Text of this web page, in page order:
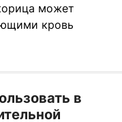
может
кровь
в